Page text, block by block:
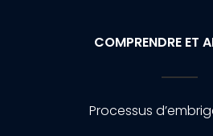
COMPRENDRE ET
Processus